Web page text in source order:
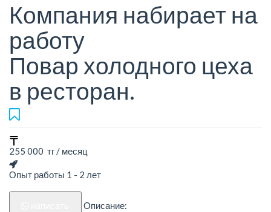
Компания набирает на
работу
Повар холодного цеха
в ресторан.
255 000 тг / месяц
Опыт работы 1 - 2 лет
Описание: